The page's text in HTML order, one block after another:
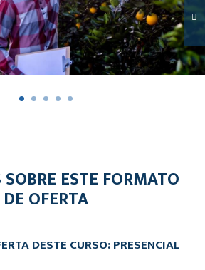
ESTE FORMATO
DE OFERTA
DESTE CURSO: PRESENCIAL